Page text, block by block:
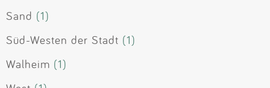
Sand (1)
Süd-Westen der Stadt (1)
Walheim (1)